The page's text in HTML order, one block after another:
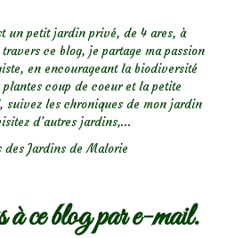
un petit jardin privé, de 4 ares, à
ce blog, je partage ma passion
en encourageant la biodiversité
coup de coeur et la petite
suivez les chroniques de mon jardin
d’autres jardins,...
des Jardins de Malorie
ce blog par e-mail.